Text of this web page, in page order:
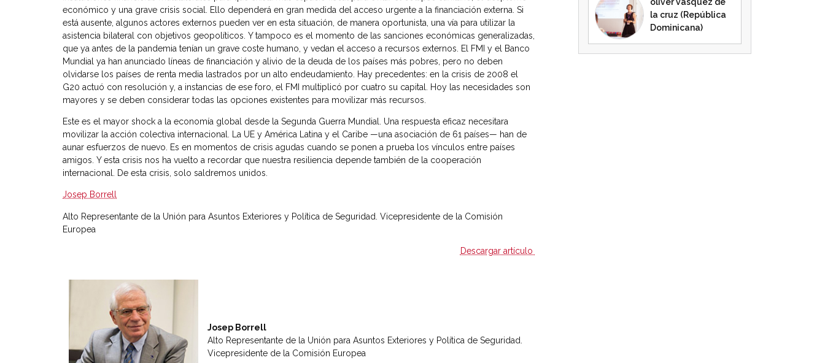
económico y una grave crisis social. Ello dependerá en gran medida del acceso urgente a la financiación externa. Si
está ausente, algunos actores externos pueden ver en esta situación, de manera oportunista, una vía para utilizar la
asistencia bilateral con objetivos geopolíticos. Y tampoco es el momento de las sanciones económicas generalizadas,
que ya antes de la pandemia tenían un grave coste humano, y vedan el acceso a recursos externos. El FMI y el Banco
Mundial ya han anunciado líneas de financiación y alivio de la deuda de los países más pobres, pero no deben
olvidarse los países de renta media lastrados por un alto endeudamiento. Hay precedentes: en la crisis de 2008 el
G20 actuó con resolución y, a instancias de ese foro, el FMI multiplicó por cuatro su capital. Hoy las necesidades son
mayores y se deben considerar todas las opciones existentes para movilizar más recursos.
Este es el mayor shock a la economía global desde la Segunda Guerra Mundial. Una respuesta eficaz necesitara
movilizar la acción colectiva internacional. La UE y América Latina y el Caribe —una asociación de 61 países— han de
aunar esfuerzos de nuevo. Es en momentos de crisis agudas cuando se ponen a prueba los vínculos entre países
amigos. Y esta crisis nos ha vuelto a recordar que nuestra resiliencia depende también de la cooperación
internacional. De esta crisis, solo saldremos unidos.
Josep Borrell
Alto Representante de la Unión para Asuntos Exteriores y Política de Seguridad. Vicepresidente de la Comisión
Europea
Descargar artículo
Josep Borrell
Alto Representante de la Unión para Asuntos Exteriores y Política de Seguridad.
Vicepresidente de la Comisión Europea
la cruz (República
Dominicana)